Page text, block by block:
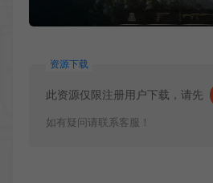
资源下载
此资源仅限注册用户下载，请先
如有疑问请联系客服！